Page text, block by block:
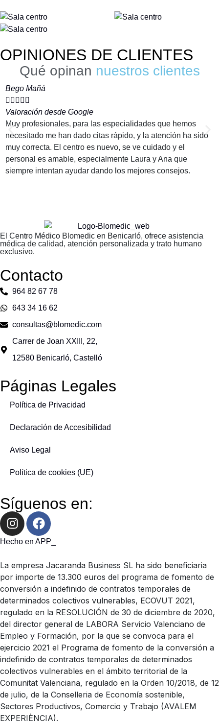
OPINIONES DE CLIENTES
Qué opinan nuestros clientes
Bego Mañá
    
Valoración desde Google
Muy profesionales, para las especialidades que hemos
necesitado me han dado citas rápido, y la atención ha sido
muy correcta. El centro es nuevo, se ve cuidado y el
personal es amable, especialmente Laura y Ana que
siempre intentan ayudar dando los mejores consejos.
El Centro Médico Blomedic en Benicarló, ofrece asistencia
médica de calidad, atención personalizada y trato humano
exclusivo.
Contacto
964 82 67 78
643 34 16 62
consultas@blomedic.com
Carrer de Joan XXIII, 22,
12580 Benicarló, Castelló
Páginas Legales
Política de Privacidad
Declaración de Accesibilidad
Aviso Legal
Política de cookies (UE)
Síguenos en:
Hecho en APP_
La empresa Jacaranda Business SL ha sido beneficiaria
por importe de 13.300 euros del programa de fomento de
conversión a indefinido de contratos temporales de
determinados colectivos vulnerables, ECOVUT 2021,
regulado en la RESOLUCIÓN de 30 de diciembre de 2020,
del director general de LABORA Servicio Valenciano de
Empleo y Formación, por la que se convoca para el
ejercicio 2021 el Programa de fomento de la conversión a
indefinido de contratos temporales de determinados
colectivos vulnerables en el ámbito territorial de la
Comunitat Valenciana, regulado en la Orden 10/2018, de 12
de julio, de la Conselleria de Economía sostenible,
Sectores Productivos, Comercio y Trabajo (AVALEM
EXPERIÈNCIA).